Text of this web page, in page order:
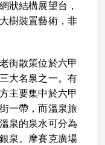
狀結構展望台，
樹裝置藝術，非
街散策位於六甲
大名泉之一。有
主要集中於六甲
一帶，而溫泉旅
泉的泉水可分為
泉。摩賽克廣場